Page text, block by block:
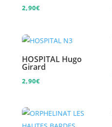
2,90€
HOSPITAL Hugo
Girard
2,90€